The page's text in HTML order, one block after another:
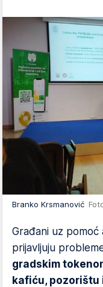
Branko Krsmanović
Građani uz pomoć
prijavljuju
gradskim
kafiću, pozorištu